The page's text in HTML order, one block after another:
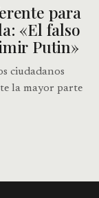
para
«El falso
Putin»
ciudadanos
la mayor parte